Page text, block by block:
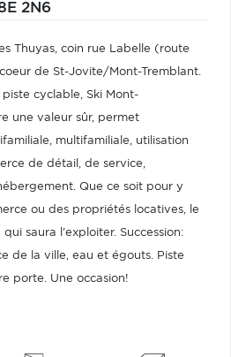
2N6
Thuyas, coin rue Labelle (route
de St-Jovite/Mont-Tremblant.
piste cyclable, Ski Mont-
une valeur sûr, permet
multifamiliale, utilisation
de détail, de service,
Que ce soit pour y
ou des propriétés locatives, le
saura l'exploiter. Succession:
de la ville, eau et égouts. Piste
porte. Une occasion!